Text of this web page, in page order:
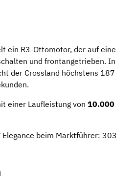
ein R3-Ottomotor, der auf eine
und frontangetrieben. In
der Crossland höchstens 187
einer Laufleistung von 10.000
beim Marktführer: 303